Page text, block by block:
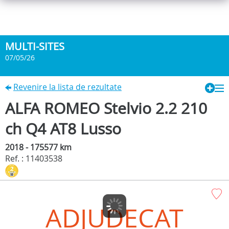
MULTI-SITES
07/05/26
Revenire la lista de rezultate
ALFA ROMEO Stelvio 2.2 210
ch Q4 AT8 Lusso
2018 - 175577 km
Ref. : 11403538
ADJUDECAT